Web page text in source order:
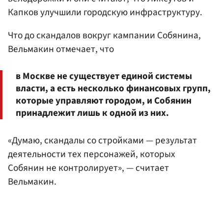
Капков улучшили городскую инфраструктуру.
Что до скандалов вокруг кампании Собянина,
Вельмакин отмечает, что
в Москве не существует единой системы
власти, а есть несколько финансовых групп,
которые управляют городом, и Собянин
принадлежит лишь к одной из них.
«Думаю, скандалы со стройками — результат
деятельности тех персонажей, которых
Собянин не контролирует», — считает
Вельмакин.